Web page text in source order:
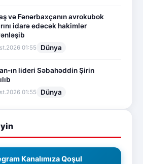
və Fənərbaxçanın avrokubok
idarə edəcək hakimlər
01:55 Dünya
ın lideri Səbahəddin Şirin
01:55 Dünya
Kanalımıza Qoşul